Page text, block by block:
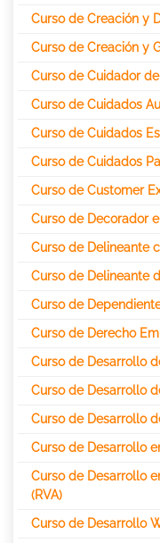
Curso de Creación y
Curso de Creación y
Curso de Cuidador
Curso de Cuidados
Curso de Cuidados
Curso de Cuidados
Curso de Customer
Curso de Decorador
Curso de Delineante
Curso de Delineante
Curso de
Curso de Derecho
Curso de Desarrollo
Curso de Desarrollo
Curso de Desarrollo
Curso de Desarrollo
Curso de Desarrollo
(RVA)
Curso de Desarrollo